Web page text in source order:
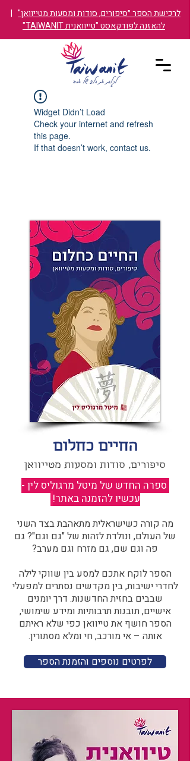
לרכישת הספר ״סיפורים, סודות ומסעות מטייוואן" |
להאזנה לפודקאסט "טייוואנית TAIWANIT"
Widget Didn’t Load
Check your internet and refresh
this page.
If that doesn’t work, contact us.
החיים כחלום
סיפורים, סודות ומסעות מטייוואן
ספרה החדש של מיטל מרגוליס לין -
עכשיו להזמנה באתר!
מה קורה כשישראלית מתאהבת בצד השני
של העולם, ונולדת לזהות של "גם וגם"? גם
פה וגם שם, גם מזרח וגם מערב?​​
הספר לוקח אתכם למסע בין שווקי לילה
לחדרי ישיבות, בין מקדשים נסתרים למפעלי
שבבים בחזית החדשנות. דרך יומנים
אישיים, תובנות תרבותיות ומידע שימושי,
הספר חושף את טייוואן כפי שלא ראיתם
אותה – אי מורכב, חי ומלא מסתורין.
לפרטים נוספים והזמנת הספר